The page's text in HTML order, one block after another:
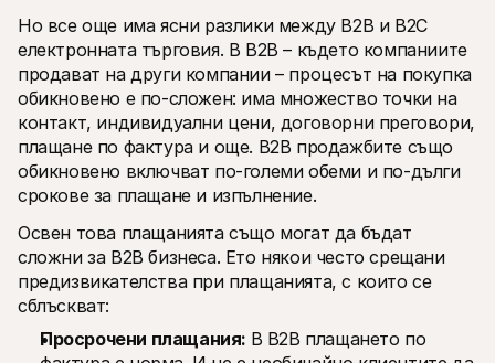
Кариери
Елате да работите при нас –
наемаме!
Контакт
За купувачи
Разберете защо Mollie е на вашето банково извлечение
За клиентите на Mollie
Свържете се с нашия екип по клиентска поддръжка
Свържете се с отдел продажби
Открийте как можем да помогнем на вашия бизнес
Но все още има ясни разлики между B2B и B2C
електронната търговия. В B2B – където компаниите
продават на други компании – процесът на покупка
обикновено е по-сложен: има множество точки на
контакт, индивидуални цени, договорни преговори,
плащане по фактура и още. B2B продажбите също
обикновено включват по-големи обеми и по-дълги
срокове за плащане и изпълнение.
Освен това плащанията също могат да бъдат
сложни за B2B бизнеса. Ето някои често срещани
предизвикателства при плащанията, с които се
сблъскват:
Просрочени плащания: В B2B плащането по